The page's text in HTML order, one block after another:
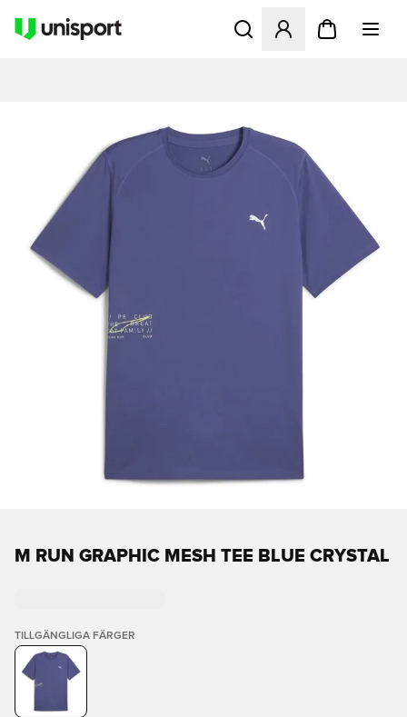
Öppnar en Modal för att
M RUN GRAPHIC MESH TEE BLUE CRYSTAL
TILLGÄNGLIGA FÄRGER